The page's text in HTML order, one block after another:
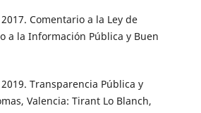
Comentario a la Ley de
a la Información Pública y Buen
Transparencia Pública y
Valencia: Tirant Lo Blanch,